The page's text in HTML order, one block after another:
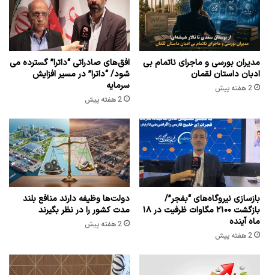
مدیران بورسی و ماجرای ناتمام بی
ادبان داستان لقمان
2 هفته پیش
افق‌های صادراتی “داترا” گسترده می
شود/ “داترا” در مسیر افزایش
سرمایه
2 هفته پیش
بازسازی نیروگاه‌های “بفجر”/
بازگشت ۲۱۰۰ مگاوات ظرفیت در ۱۸
ماه آینده
2 هفته پیش
دولت‌ها وظیفه دارند منافع بلند
مدت کشور را در نظر بگیرند
2 هفته پیش